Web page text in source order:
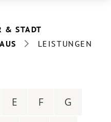
& STADT
LEISTUNGEN
E F G